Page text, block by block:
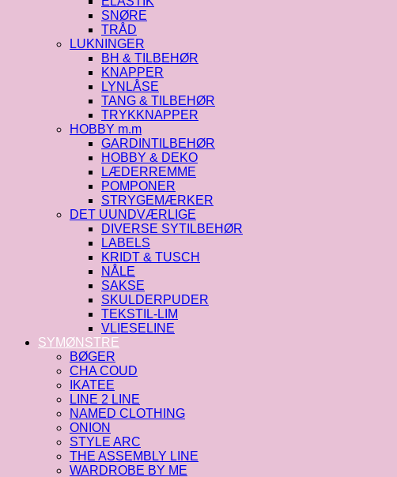
SNØRE
TRÅD
LUKNINGER
BH & TILBEHØR
KNAPPER
LYNLÅSE
TANG & TILBEHØR
TRYKKNAPPER
HOBBY m.m
GARDINTILBEHØR
HOBBY & DEKO
LÆDERREMME
POMPONER
STRYGEMÆRKER
DET UUNDVÆRLIGE
DIVERSE SYTILBEHØR
LABELS
KRIDT & TUSCH
NÅLE
SAKSE
SKULDERPUDER
TEKSTIL-LIM
VLIESELINE
SYMØNSTRE
BØGER
CHA COUD
IKATEE
LINE 2 LINE
NAMED CLOTHING
ONION
STYLE ARC
THE ASSEMBLY LINE
WARDROBE BY ME